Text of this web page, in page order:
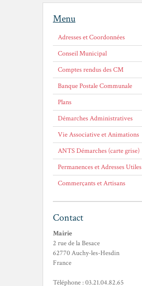
Menu
Adresses et Coordonnées
Conseil Municipal
Comptes rendus des CM
Banque Postale Communale
Plans
Démarches Administratives
Vie Associative et Animations
ANTS Démarches (carte grise)
Permanences et Adresses Utiles
Commerçants et Artisans
Contact
Mairie
2 rue de la Besace
62770 Auchy-les-Hesdin
France
Téléphone : 03.21.04.82.65